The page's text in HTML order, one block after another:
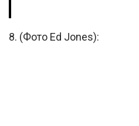
8. (Фото Ed Jones):